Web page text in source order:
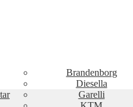
Brandenborg
Diesella
Garelli